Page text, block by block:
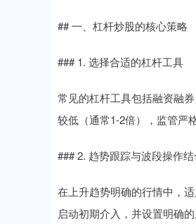
## 一、杠杆炒股的核心策略
### 1. 选择合适的杠杆工具
常见的杠杆工具包括融资融
较低（通常1-2倍），监管严
### 2. 趋势跟踪与波段操作结
在上升趋势明确的行情中，
启动初期介入，并设置明确